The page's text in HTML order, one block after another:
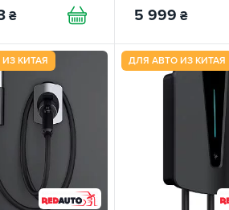
₴ 5 999 ₴
КИТАЯ ДЛЯ АВТО ИЗ КИТАЯ